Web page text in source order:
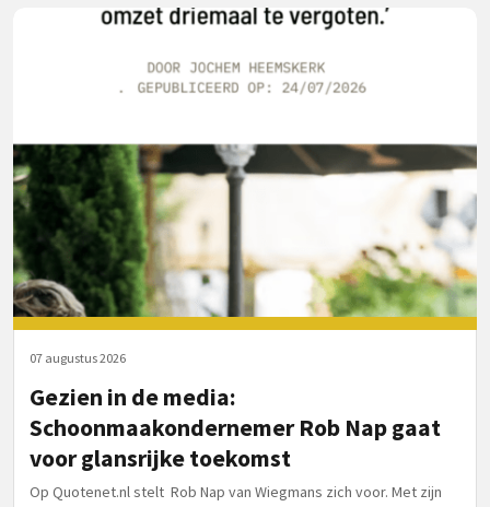
07 augustus 2026
Gezien in de media:
Schoonmaakondernemer Rob Nap gaat
voor glansrijke toekomst
Op Quotenet.nl stelt Rob Nap van Wiegmans zich voor. Met zijn